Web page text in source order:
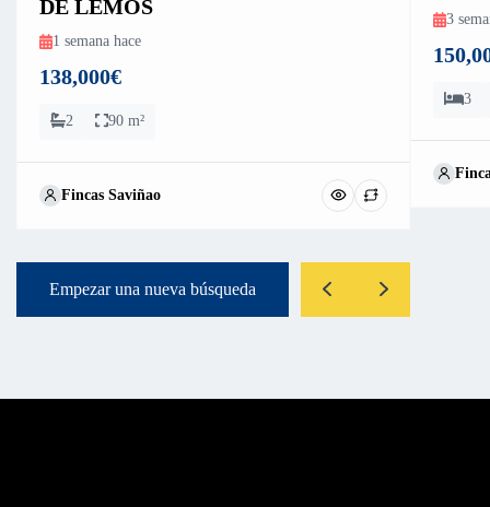
DE LEMOS
1 semana hace
138,000€
2 90 m²
Fincas Saviñao
3
3
Empezar una nueva búsqueda